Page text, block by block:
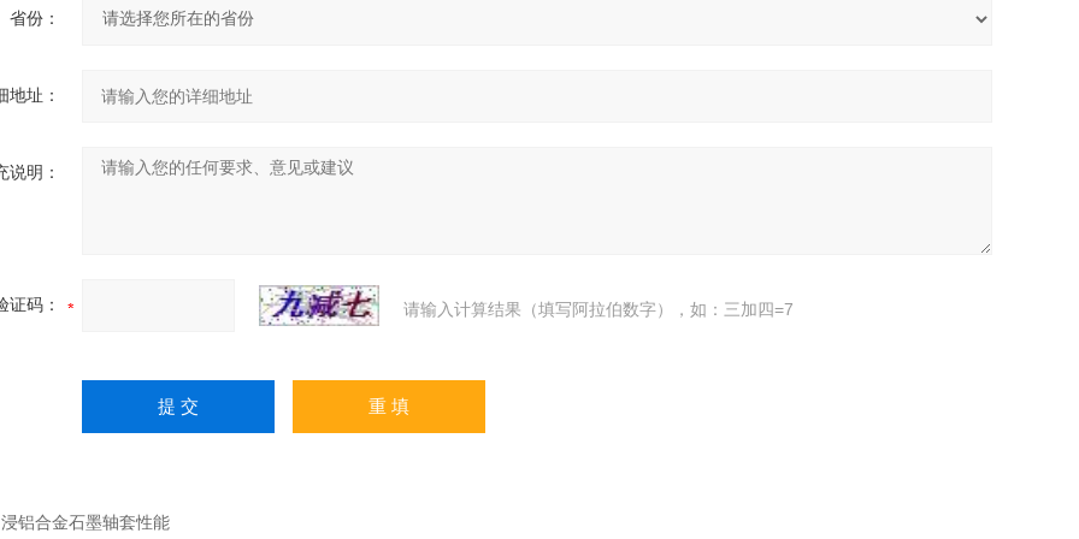
省份：
地址：
说明：
证码： 请输入计算结果（填写阿拉伯数字），如：三加四=7
浸铝合金石墨轴套性能